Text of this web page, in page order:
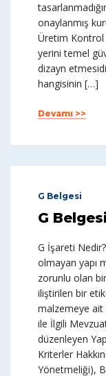
onaylanmış
Üretim Kontrol
yerini temel
dizayn
hangisinin […]
Devamı >>
G Belgesi
G Belgesi
G İşareti
olmayan yapı
zorunlu olan
iliştirilen bir
malzemeye ait
ile İlgili
düzenleyen
Kriterler
Yönetmeliği),